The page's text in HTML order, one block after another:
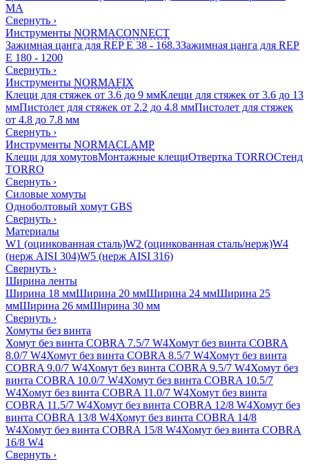
MA
Свернуть ›
Инструменты NORMACONNECT
Зажимная цанга для REP E 38 - 168.3Зажимная цанга для REP
E 180 - 1200
Свернуть ›
Инструменты NORMAFIX
Клещи для стяжек от 3.6 до 9 ммКлещи для стяжек от 3.6 до 13
ммПистолет для стяжек от 2.2 до 4.8 ммПистолет для стяжек
от 4.8 до 7.8 мм
Свернуть ›
Инструменты NORMACLAMP
Клещи для хомутовМонтажные клещиОтвертка TORROСтенд
TORRO
Свернуть ›
Силовые хомуты
Одноболтовый хомут GBS
Свернуть ›
Материалы
W1 (оцинкованная сталь)W2 (оцинкованная сталь/нерж)W4
(нерж AISI 304)W5 (нерж AISI 316)
Свернуть ›
Ширина ленты
Ширина 18 ммШирина 20 ммШирина 24 ммШирина 25
ммШирина 26 ммШирина 30 мм
Свернуть ›
Хомуты без винта
Хомут без винта COBRA 7.5/7 W4Хомут без винта COBRA
8.0/7 W4Хомут без винта COBRA 8.5/7 W4Хомут без винта
COBRA 9.0/7 W4Хомут без винта COBRA 9.5/7 W4Хомут без
винта COBRA 10.0/7 W4Хомут без винта COBRA 10.5/7
W4Хомут без винта COBRA 11.0/7 W4Хомут без винта
COBRA 11.5/7 W4Хомут без винта COBRA 12/8 W4Хомут без
винта COBRA 13/8 W4Хомут без винта COBRA 14/8
W4Хомут без винта COBRA 15/8 W4Хомут без винта COBRA
16/8 W4
Свернуть ›